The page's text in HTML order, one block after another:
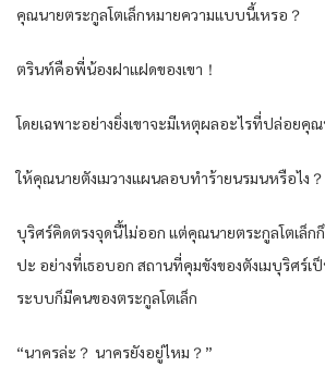
คุณนายตระกูลโตเล็กหมายความแบบนี้เหรอ？
ตรินท์คือพี่น้องฝาแฝดของเขา！
โดยเฉพาะอย่างยิ่งเขาจะมีเหตุผลอะไรที่ปล่อยคุณ
ให้คุณนายตังเมวางแผนลอบทำร้ายนรมนหรือไง？
บุริศร์คิดตรงจุดนี้ไม่ออก แต่คุณนายตระกูลโตเล็ก
ปะ อย่างที่เธอบอก สถานที่คุมขังของตังเมบุริศร์เ
ระบบก็มีคนของตระกูลโตเล็ก
“นาครล่ะ？ นาครยังอยู่ไหม？”